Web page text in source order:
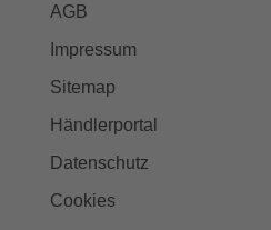
AGB
Impressum
Sitemap
Händlerportal
Datenschutz
Cookies